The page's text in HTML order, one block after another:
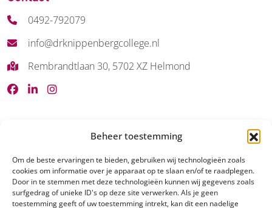
Beheer toestemming
Om de beste ervaringen te bieden, gebruiken wij technologieën zoals
cookies om informatie over je apparaat op te slaan en/of te raadplegen.
Door in te stemmen met deze technologieën kunnen wij gegevens zoals
surfgedrag of unieke ID's op deze site verwerken. Als je geen
toestemming geeft of uw toestemming intrekt, kan dit een nadelige
0492-792079
info@drknippenbergcollege.nl
Rembrandtlaan 30, 5702 XZ Helmond
Ik zit op het Dr. Knippenbergcollege
Schoolgids